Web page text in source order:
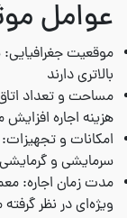
عوامل
موقعیت
بالاتری دارند
مساحت و تعداد
هزینه اجاره افزایش
امکانات و
سرمایشی و
مدت زمان اجاره:
ویژه‌ای در نظر